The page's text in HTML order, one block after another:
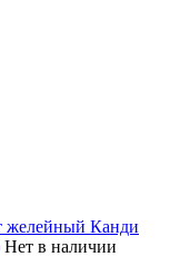
желейный Канди
Нет в наличии